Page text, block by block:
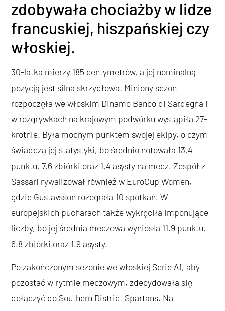
zdobywała chociażby w lidze
francuskiej, hiszpańskiej czy
włoskiej.
30-latka mierzy 185 centymetrów, a jej nominalną
pozycją jest silna skrzydłowa. Miniony sezon
rozpoczęła we włoskim Dinamo Banco di Sardegna i
w rozgrywkach na krajowym podwórku wystąpiła 27-
krotnie. Była mocnym punktem swojej ekipy, o czym
świadczą jej statystyki, bo średnio notowała 13,4
punktu, 7,6 zbiórki oraz 1,4 asysty na mecz. Zespół z
Sassari rywalizował również w EuroCup Women,
gdzie Gustavsson rozegrała 10 spotkań. W
europejskich pucharach także wykręciła imponujące
liczby, bo jej średnia meczowa wyniosła 11.9 punktu,
6.8 zbiórki oraz 1.9 asysty.
Po zakończonym sezonie we włoskiej Serie A1, aby
pozostać w rytmie meczowym, zdecydowała się
dołączyć do Southern District Spartans. Na